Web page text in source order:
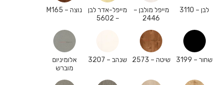
לבן – 3110
מייפל מולבן –
2446
מייפל-אדר לבן
– 5602
נוצה – M165
שחור – 3199 שיטה – 2573 שנהב – 3207
אלומיניום
מוברש